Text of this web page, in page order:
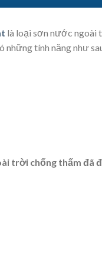
là loại sơn nước ngoài
những tính năng như
trời chống thấm